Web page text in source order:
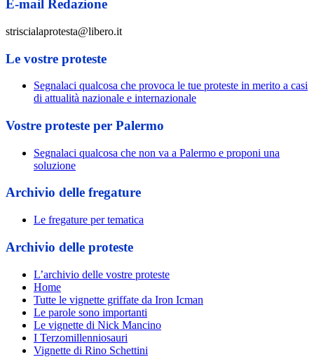
E-mail Redazione
striscialaprotesta@libero.it
Le vostre proteste
Segnalaci qualcosa che provoca le tue proteste in merito a casi
di attualità nazionale e internazionale
Vostre proteste per Palermo
Segnalaci qualcosa che non va a Palermo e proponi una
soluzione
Archivio delle fregature
Le fregature per tematica
Archivio delle proteste
L’archivio delle vostre proteste
Home
Tutte le vignette griffate da Iron Icman
Le parole sono importanti
Le vignette di Nick Mancino
I Terzomillenniosauri
Vignette di Rino Schettini